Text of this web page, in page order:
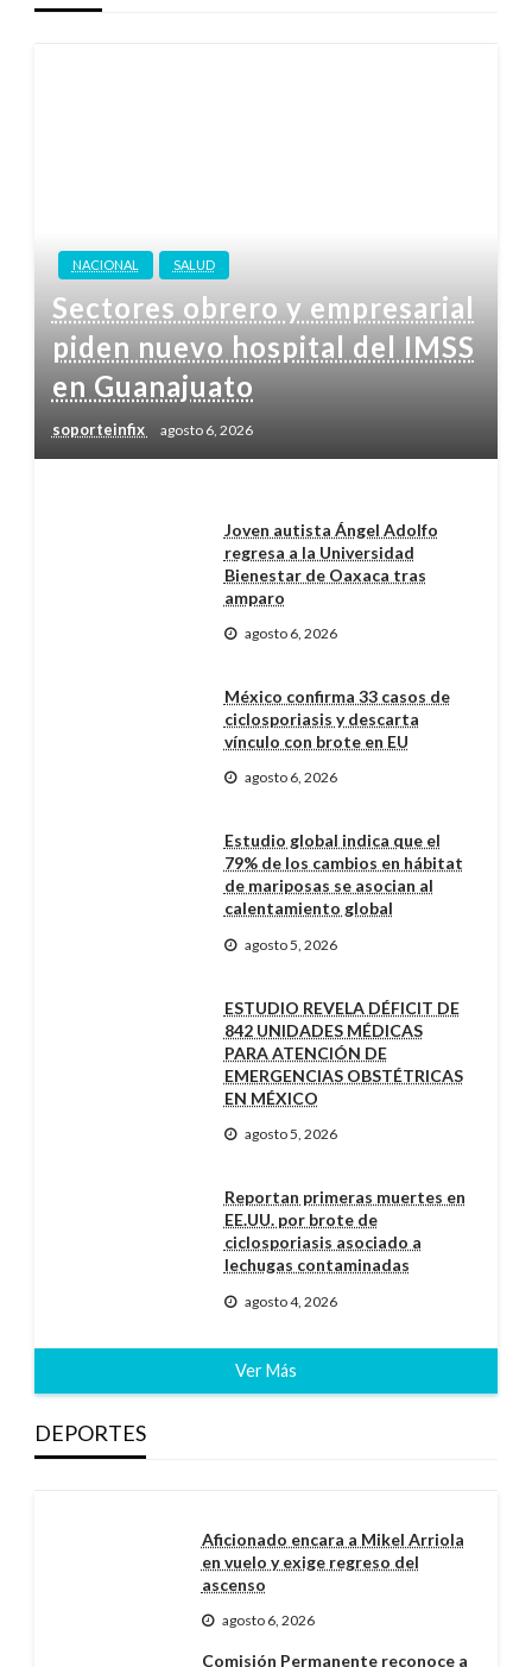
NACIONAL SALUD
Sectores obrero y empresarial
piden nuevo hospital del IMSS
en Guanajuato
soporteinfix agosto 6, 2026
Joven autista Ángel Adolfo
regresa a la Universidad
Bienestar de Oaxaca tras
amparo
agosto 6, 2026
México confirma 33 casos de
ciclosporiasis y descarta
vínculo con brote en EU
agosto 6, 2026
Estudio global indica que el
79% de los cambios en hábitat
de mariposas se asocian al
calentamiento global
agosto 5, 2026
ESTUDIO REVELA DÉFICIT DE
842 UNIDADES MÉDICAS
PARA ATENCIÓN DE
EMERGENCIAS OBSTÉTRICAS
EN MÉXICO
agosto 5, 2026
Reportan primeras muertes en
EE.UU. por brote de
ciclosporiasis asociado a
lechugas contaminadas
agosto 4, 2026
Ver Más
DEPORTES
Aficionado encara a Mikel Arriola
en vuelo y exige regreso del
ascenso
agosto 6, 2026
Comisión Permanente reconoce a